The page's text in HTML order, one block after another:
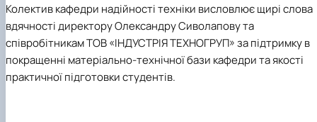
Колектив кафедри надійності техніки висловлює щирі слова
вдячності директоруОлександру Сиволаповута
співробітникамТОВ «ІНДУСТРІЯ ТЕХНОГРУП»за підтримку в
покращенні матеріально-технічної бази кафедри та якості
практичної підготовки студентів.